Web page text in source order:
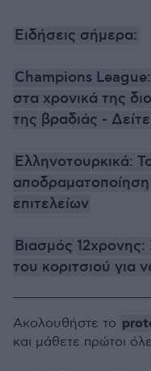
Ειδήσεις σήμερα:
Champions
στα χρονικά της
της βραδιάς -
Ελληνοτουρκικά:
αποδραματοποίηση
επιτελείων
Βιασμός
του κοριτσιού για
Ακολουθήστε το
και μάθετε πρώτοι